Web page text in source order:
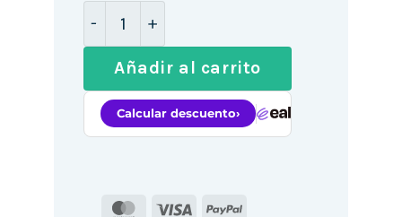
Añadir al carrito
MasterCard
Visa
PayPal